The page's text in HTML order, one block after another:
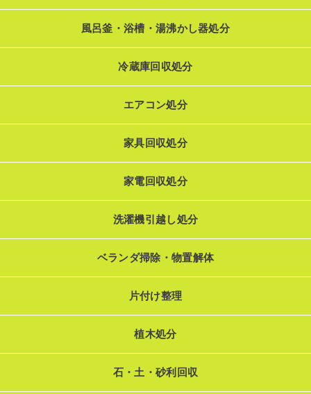
風呂釜・浴槽・湯沸かし器処分
冷蔵庫回収処分
エアコン処分
家具回収処分
家電回収処分
洗濯機引越し処分
ベランダ掃除・物置解体
片付け整理
植木処分
石・土・砂利回収